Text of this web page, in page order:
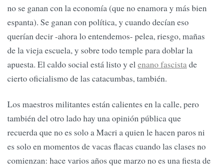
no se ganan con la economía (que no enamora y más bien
espanta). Se ganan con política, y cuando decían eso
querían decir -ahora lo entendemos- pelea, riesgo, mañas
de la vieja escuela, y sobre todo temple para doblar la
apuesta. El caldo social está listo y elenano fascistade
cierto oficialismo de las catacumbas, también.
Los maestros militantes están calientes en la calle, pero
también del otro lado hay una opinión pública que
recuerda que no es solo a Macri a quien le hacen paros ni
es solo en momentos de vacas flacas cuando las clases no
comienzan: hace varios años que marzo no es una fiesta de